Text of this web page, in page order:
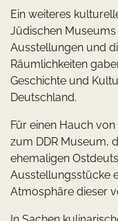
Ein weiteres
Jüdischen Museums
Ausstellungen und
Räumlichkeiten
Geschichte und
Deutschland.
Für einen Hauch
zum DDR Museum,
ehemaligen
Ausstellungsstücke
Atmosphäre dieser